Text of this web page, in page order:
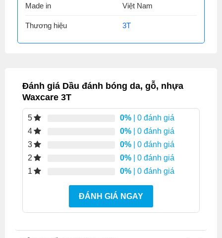
Made in Việt Nam
Thương hiệu 3T
Đánh giá Dầu đánh bóng da, gỗ, nhựa
Waxcare 3T
5 0% | 0 đánh giá
4
0% | 0 đánh giá
3
0% | 0 đánh giá
2
0% | 0 đánh giá
1
0% | 0 đánh giá
ĐÁNH GIÁ NGAY